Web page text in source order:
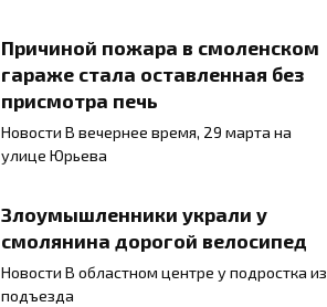
Причиной пожара в смоленском
гараже стала оставленная без
присмотра печь
Новости В вечернее время, 29 марта на
улице Юрьева
Злоумышленники украли у
смолянина дорогой велосипед
Новости В областном центре у подростка из
подъезда